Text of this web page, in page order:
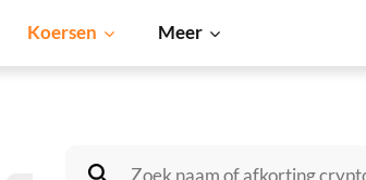
Koersen Meer